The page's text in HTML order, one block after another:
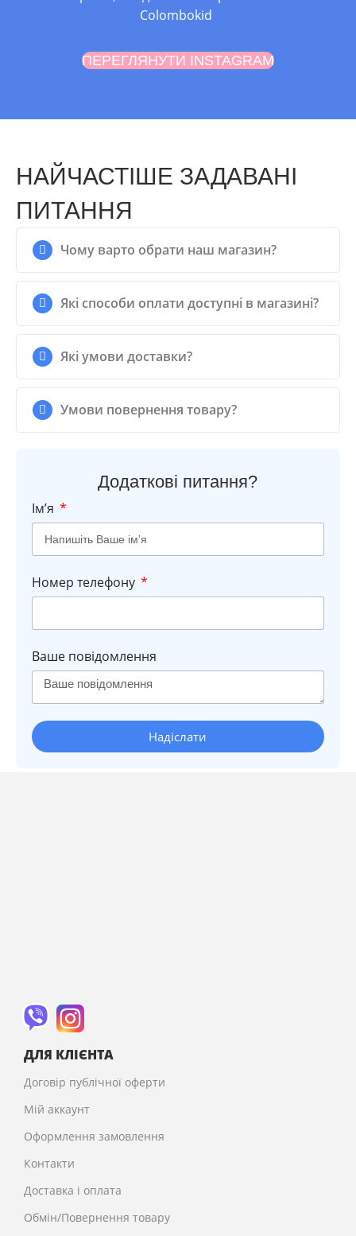
Colombokid
ПЕРЕГЛЯНУТИ INSTAGRAM
НАЙЧАСТІШЕ ЗАДАВАНІ
ПИТАННЯ
Чому варто обрати наш магазин?
Які способи оплати доступні в магазині?
Які умови доставки?
Умови повернення товару?
Додаткові питання?
Імʼя
Номер телефону
Ваше повідомлення
Надіслати
ДЛЯ КЛІЄНТА
Договір публічної оферти
Мій аккаунт
Оформлення замовлення
Контакти
Доставка і оплата
Обмін/Повернення товару